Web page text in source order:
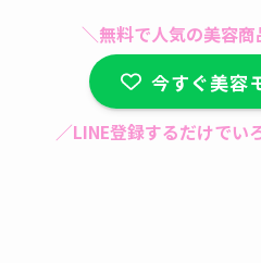
＼無料で人気の美容
今すぐ美容
／LINE登録するだけでい